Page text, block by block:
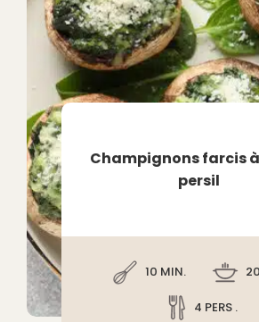
Champignons farcis
persil
10 MIN.
4 PERS .